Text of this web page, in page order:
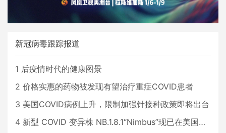
新冠病毒跟踪报道
1 后疫情时代的健康图景
2 价格实惠的药物被发现有望治疗重症COVID患者
3 美国COVID病例上升，限制加强针接种政策即将出台
4 新型 COVID 变异株 NB.1.8.1“Nimbus”现已在美国占据主导地位